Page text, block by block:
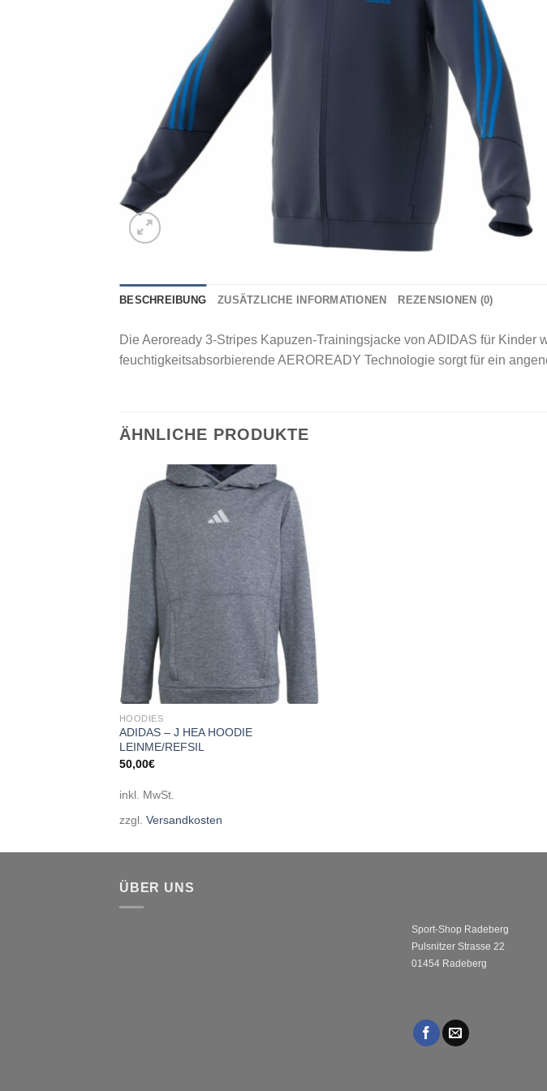
BESCHREIBUNG ZUSÄTZLICHE INFORMATIONEN REZENSIONEN (0)
Die Aeroready 3-Stripes Kapuzen-Trainingsjacke von ADIDAS für
feuchtigkeitsabsorbierende AEROREADY Technologie sorgt für ein
ÄHNLICHE PRODUKTE
Add to
wishlist
HOODIES
ADIDAS – J HEA HOODIE
LEINME/REFSIL
50,00€
inkl. MwSt.
zzgl. Versandkosten
ÜBER UNS
Sport-Shop Radeberg
Pulsnitzer Strasse 22
01454 Radeberg